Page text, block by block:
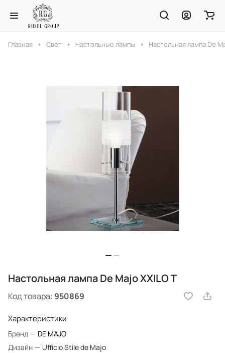
Главная Свет Настольные лампы Настольная лампа De
Настольная лампа De Majo XXILO T
Код товара: 950869
Характеристики
Бренд — DE MAJO
Дизайн — Ufficio Stile de Majo